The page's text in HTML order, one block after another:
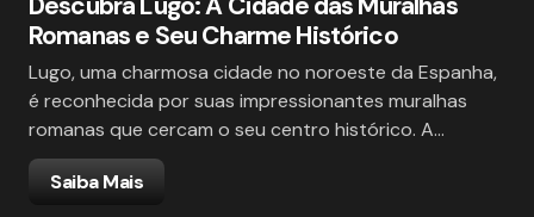
Romanas e Seu Charme Histórico
Lugo, uma charmosa cidade no noroeste da Espanha,
é reconhecida por suas impressionantes muralhas
romanas que cercam o seu centro histórico. A…
Saiba Mais